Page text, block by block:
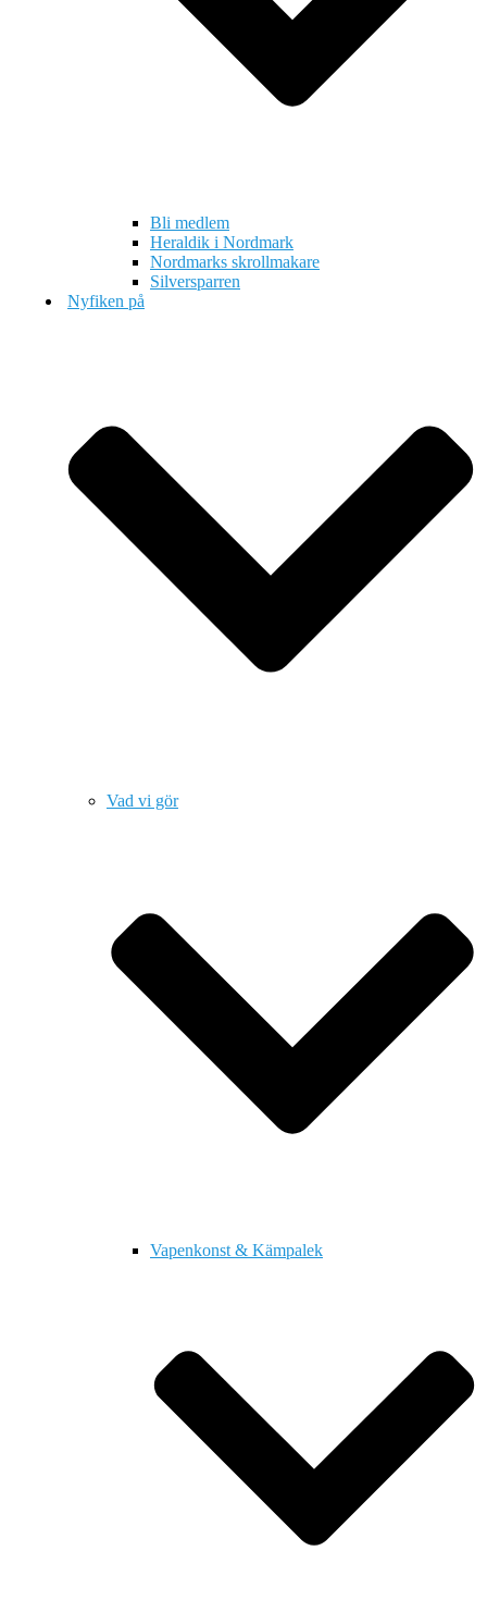
Bli medlem
Heraldik i Nordmark
Nordmarks skrollmakare
Silversparren
Nyfiken på
Vad vi gör
Vapenkonst & Kämpalek